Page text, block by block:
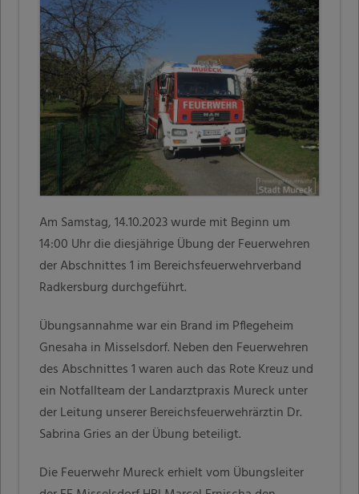
Am Samstag, 14.10.2023 wurde mit Beginn um
14:00 Uhr die diesjährige Übung der Feuerwehren
der Abschnittes 1 im Bereichsfeuerwehrverband
Radkersburg durchgeführt.
Übungsannahme war ein Brand im Pflegeheim
Gnesaha in Misselsdorf. Neben den Feuerwehren
des Abschnittes 1 waren auch das Rote Kreuz und
ein Notfallteam der Landarztpraxis Mureck unter
der Leitung unserer Bereichsfeuerwehrärztin Dr.
Sabrina Gries an der Übung beteiligt.
Die Feuerwehr Mureck erhielt vom Übungsleiter